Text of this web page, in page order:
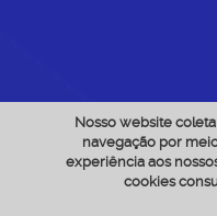
Nosso website
navegação por
experiência aos
cookies